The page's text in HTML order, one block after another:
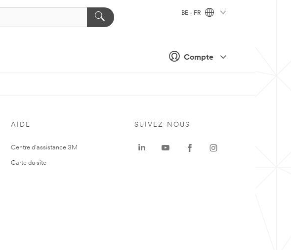
Compte
BE - FR
AIDE
Centre d'assistance 3M
Carte du site
SUIVEZ-NOUS